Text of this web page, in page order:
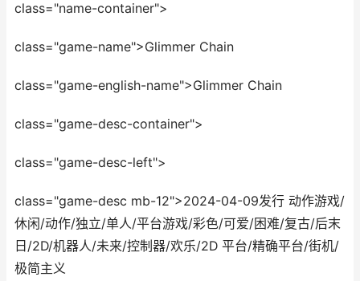
class="name-container">
class="game-name">Glimmer Chain
class="game-english-name">Glimmer Chain
class="game-desc-container">
class="game-desc-left">
class="game-desc mb-12">2024-04-09发行 动作游戏/
休闲/动作/独立/单人/平台游戏/彩色/可爱/困难/复古/后末
日/2D/机器人/未来/控制器/欢乐/2D 平台/精确平台/街机/
极简主义